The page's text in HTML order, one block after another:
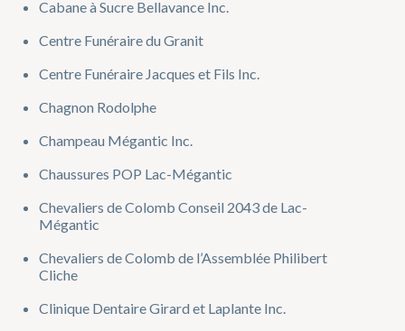
Cabane à Sucre Bellavance Inc.
Centre Funéraire du Granit
Centre Funéraire Jacques et Fils Inc.
Chagnon Rodolphe
Champeau Mégantic Inc.
Chaussures POP Lac-Mégantic
Chevaliers de Colomb Conseil 2043 de Lac-
Mégantic
Chevaliers de Colomb de l’Assemblée Philibert
Cliche
Clinique Dentaire Girard et Laplante Inc.